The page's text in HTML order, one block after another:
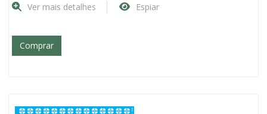
Ver mais detalhes Espiar
Comprar